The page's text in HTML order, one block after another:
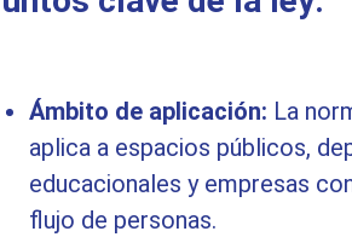
Ámbito de aplicación: La
aplica a espacios públicos,
educacionales y empresas
flujo de personas.